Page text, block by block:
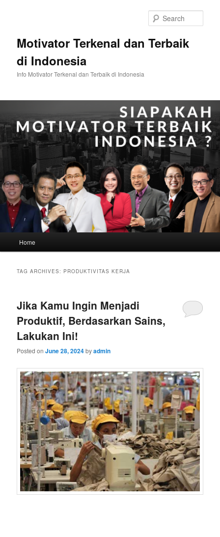
Motivator Terkenal dan Terbaik
di Indonesia
Info Motivator Terkenal dan Terbaik di Indonesia
Home
TAG ARCHIVES: PRODUKTIVITAS KERJA
Jika Kamu Ingin Menjadi
Produktif, Berdasarkan Sains,
Lakukan Ini!
Posted onJune 28, 2024byadmin